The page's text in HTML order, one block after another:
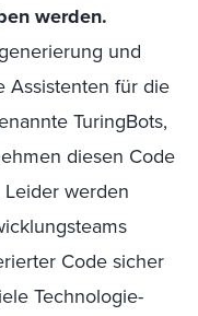
werden.
und
Assistenten für die
TuringBots,
diesen Code
werden
Code sicher
Technologie-